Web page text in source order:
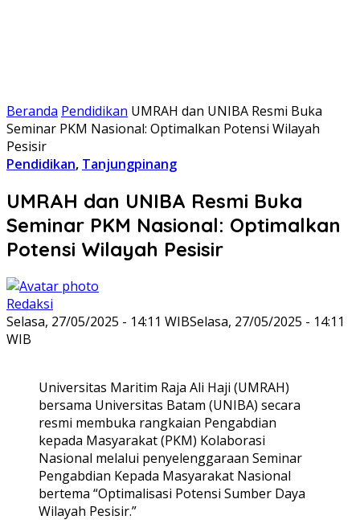
Beranda Pendidikan UMRAH dan UNIBA Resmi Buka
Seminar PKM Nasional: Optimalkan Potensi Wilayah
Pesisir
Pendidikan, Tanjungpinang
UMRAH dan UNIBA Resmi Buka
Seminar PKM Nasional: Optimalkan
Potensi Wilayah Pesisir
Redaksi
Selasa, 27/05/2025 - 14:11 WIBSelasa, 27/05/2025 - 14:11
WIB
Universitas Maritim Raja Ali Haji (UMRAH)
bersama Universitas Batam (UNIBA) secara
resmi membuka rangkaian Pengabdian
kepada Masyarakat (PKM) Kolaborasi
Nasional melalui penyelenggaraan Seminar
Pengabdian Kepada Masyarakat Nasional
bertema “Optimalisasi Potensi Sumber Daya
Wilayah Pesisir.”